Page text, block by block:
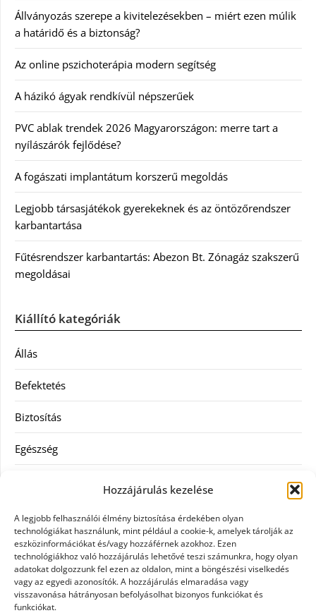
Hozzájárulás kezelése
A legjobb felhasználói élmény biztosítása érdekében olyan
technológiákat használunk, mint például a cookie-k, amelyek tárolják az
eszközinformációkat és/vagy hozzáférnek azokhoz. Ezen
technológiákhoz való hozzájárulás lehetővé teszi számunkra, hogy olyan
adatokat dolgozzunk fel ezen az oldalon, mint a böngészési viselkedés
vagy az egyedi azonosítók. A hozzájárulás elmaradása vagy
visszavonása hátrányosan befolyásolhat bizonyos funkciókat és
funkciókat.
Állványozás szerepe a kivitelezésekben – miért ezen múlik
a határidő és a biztonság?
Az online pszichoterápia modern segítség
A házikó ágyak rendkívül népszerűek
PVC ablak trendek 2026 Magyarországon: merre tart a
nyílászárók fejlődése?
A fogászati implantátum korszerű megoldás
Legjobb társasjátékok gyerekeknek és az öntözőrendszer
karbantartása
Fűtésrendszer karbantartás: Abezon Bt. Zónagáz szakszerű
megoldásai
Kiállító kategóriák
Állás
Befektetés
Biztosítás
Egészség
Ingatlan
Művészetek és szórakozás
Múzeumok
Szolgáltatás